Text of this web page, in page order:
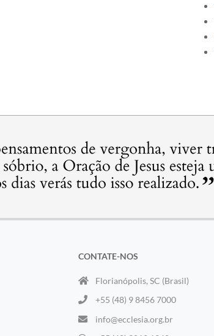
CONTATE-NOS
Florianópolis, SC (Brasil)
+55 (48) 9 8456 7000
info@ecclesia.org.br